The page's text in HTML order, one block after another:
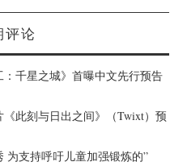
评论
：千星之城》首曝中文先行预告
《此刻与日出之间》（Twixt）预
为支持呼吁儿童加强锻炼的”